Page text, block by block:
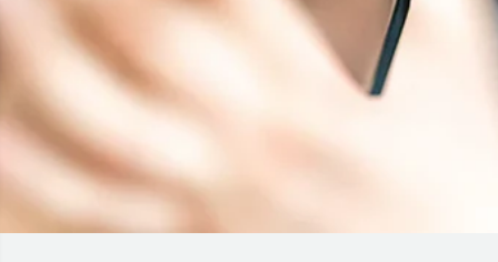
RÉSERVEZ VOTRE COUTEAU
Les réservations sont conservées pendant 3 heures durant
les heures d’ouverture (10 h à 17 h).
Toute commande passée en dehors des heures
d’ouverture sera réservée pour les 3 premières heures du
prochain jour ouvrable.